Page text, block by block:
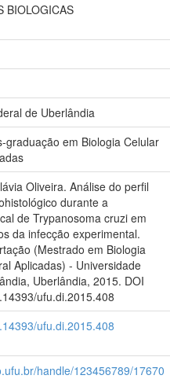
BIOLOGICAS
de Uberlândia
graduação em Biologia Celular
Oliveira. Análise do perfil
durante a
de Trypanosoma cruzi em
da infecção experimental.
(Mestrado em Biologia
Aplicadas) - Universidade
Uberlândia, 2015. DOI
ufu.di.2015.408
ufu.di.2015.408
handle/123456789/17670